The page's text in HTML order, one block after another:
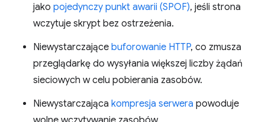
jako pojedynczy punkt awarii (SPOF), jeśli strona
wczytuje skrypt bez ostrzeżenia.
Niewystarczające buforowanie HTTP, co zmusza
przeglądarkę do wysyłania większej liczby żądań
sieciowych w celu pobierania zasobów.
Niewystarczająca kompresja serwera powoduje